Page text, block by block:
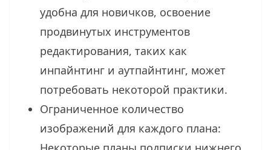
удобна для новичков, освоение
продвинутых инструментов
редактирования, таких как
инпайнтинг и аутпайнтинг, может
потребовать некоторой практики.
Ограниченное количество
изображений для каждого плана: